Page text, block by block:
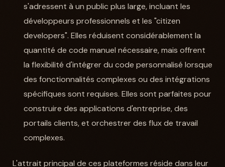
s'adressent à un public plus large, incluant les
développeurs professionnels et les "citizen
developers". Elles réduisent considérablement la
quantité de code manuel nécessaire, mais offrent
la flexibilité d'intégrer du code personnalisé lorsque
des fonctionnalités complexes ou des intégrations
spécifiques sont requises. Elles sont parfaites pour
construire des applications d'entreprise, des
portails clients, et orchestrer des flux de travail
complexes.
L'attrait principal de ces plateformes réside dans leur